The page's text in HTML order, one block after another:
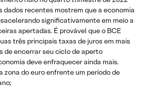
dados recentes mostrem que a economia
significativamente em meio a
apertadas. É provável que o BCE
três principais taxas de juros em mais
de encerrar seu ciclo de aperto
deve enfraquecer ainda mais.
zona do euro enfrente um período de